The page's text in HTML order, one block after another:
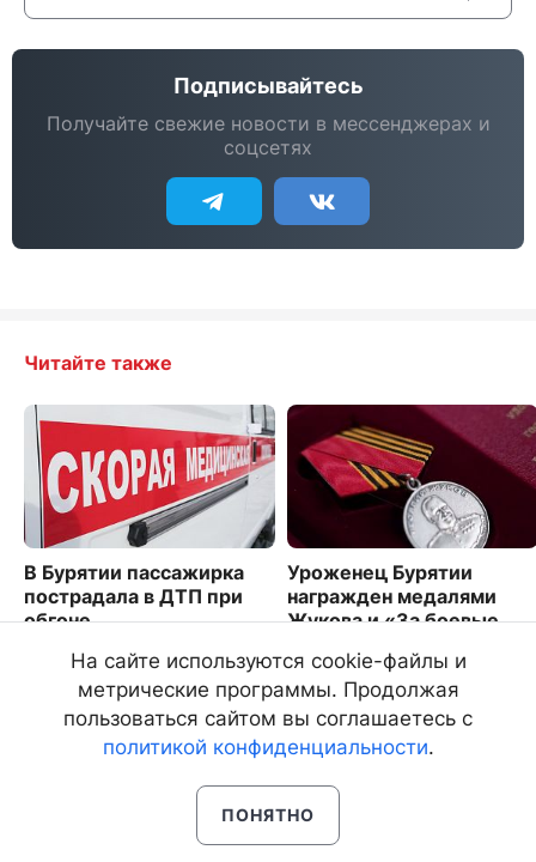
Подписывайтесь
Получайте свежие новости в мессенджерах и
соцсетях
Читайте также
В Бурятии пассажирка
пострадала в ДТП при
обгоне
2020
Уроженец Бурятии
награжден медалями
Жукова и «За боевые
3114
На сайте используются cookie-файлы и
метрические программы. Продолжая
пользоваться сайтом вы соглашаетесь с
политикой конфиденциальности.
ПОНЯТНО